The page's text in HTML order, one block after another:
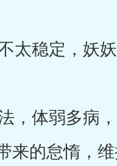
稳定，妖妖
，体弱多病
的怠惰，维